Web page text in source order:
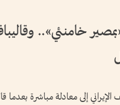
خامنئي»..
الإيراني إلى معادلة مباشرة